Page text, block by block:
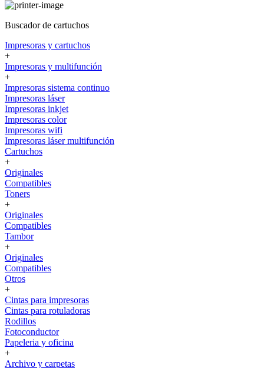
Buscador de cartuchos
Impresoras y cartuchos
+
Impresoras y multifunción
+
Impresoras sistema continuo
Impresoras láser
Impresoras inkjet
Impresoras color
Impresoras wifi
Impresoras láser multifunción
Cartuchos
+
Originales
Compatibles
Toners
+
Originales
Compatibles
Tambor
+
Originales
Compatibles
Otros
+
Cintas para impresoras
Cintas para rotuladoras
Rodillos
Fotoconductor
Papeleria y oficina
+
Archivo y carpetas